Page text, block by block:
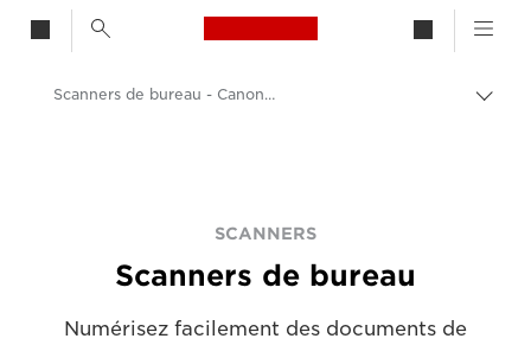
Canon Logo, back to
Produits professionnels
Scanners pour le bureau et la maison
Scanners de bureau - Canon France
SCANNERS
Scanners de bureau
Numérisez facilement des documents de